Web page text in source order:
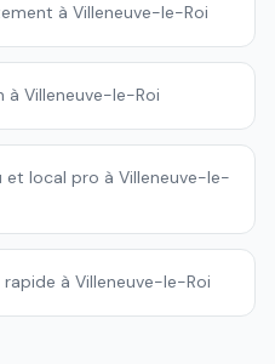
à Villeneuve-le-Roi
à Villeneuve-le-Roi
local pro à Villeneuve-le-
à Villeneuve-le-Roi